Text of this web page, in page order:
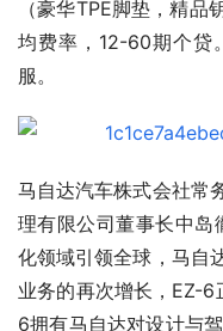
（豪华TPE脚垫，精品
均费率，12-60期个贷
服。
马自达汽车株式会社常
理有限公司董事长中岛
化领域引领全球，马自
业务的再次增长，EZ-
6拥有马自达对设计与